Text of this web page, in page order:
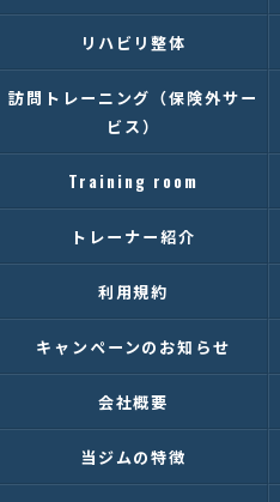
リハビリ整体
訪問トレーニング（保険外サー
ビス）
Training room
トレーナー紹介
利用規約
キャンペーンのお知らせ
会社概要
当ジムの特徴